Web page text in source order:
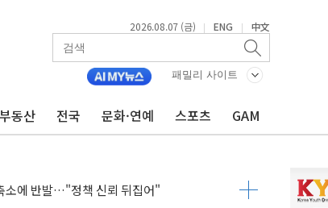
2026.08.07 (금) | ENG | 中文
패밀리 사이트
부동산 전국 문화·연예 스포츠 GAM
프 모델 발탁
…한미 지배구조 다시 요동
소·시코르…뷰티 유통 지각변동 본격화
, SOFC에 사활
...임원·조직 대대적 개편 예고